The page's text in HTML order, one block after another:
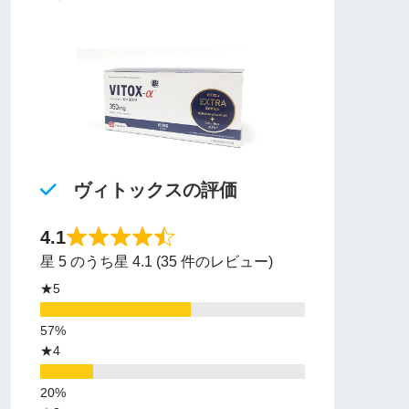
ヴィトックスの評価
4.1
星 5 のうち星 4.1 (35 件のレビュー)
★5
★4